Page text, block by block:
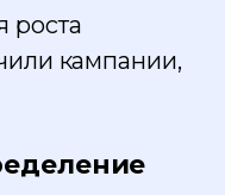
роста
кампании,